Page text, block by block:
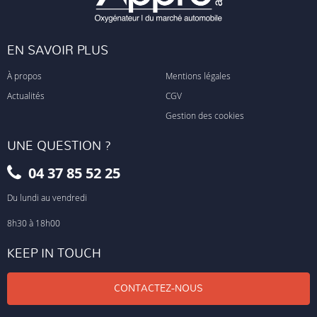
EN SAVOIR PLUS
À propos
Actualités
Mentions légales
CGV
Gestion des cookies
UNE QUESTION ?
04 37 85 52 25
Du lundi au vendredi
8h30 à 18h00
KEEP IN TOUCH
CONTACTEZ-NOUS